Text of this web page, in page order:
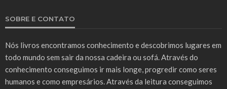
SOBRE E CONTATO
Nós livros encontramos conhecimento e descobrimos lugares em
todo mundo sem sair da nossa cadeira ou sofá. Através do
conhecimento conseguimos ir mais longe, progredir como seres
humanos e como empresários. Através da leitura conseguimos